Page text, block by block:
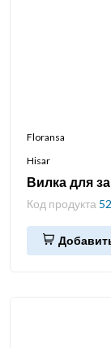
Floransa
Hisar
Вилка для
Код продукта